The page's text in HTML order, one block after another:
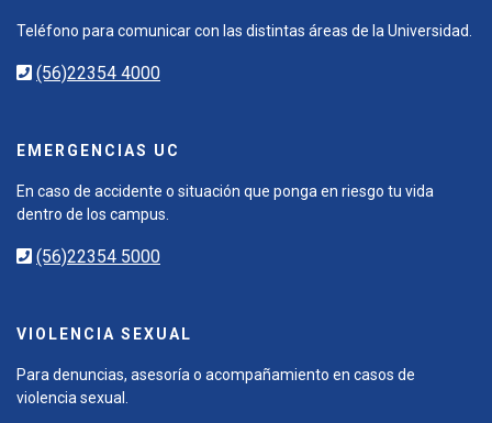
Teléfono para comunicar con las distintas áreas de la Universidad.
(56)22354 4000
EMERGENCIAS UC
En caso de accidente o situación que ponga en riesgo tu vida
dentro de los campus.
(56)22354 5000
VIOLENCIA SEXUAL
Para denuncias, asesoría o acompañamiento en casos de
violencia sexual.